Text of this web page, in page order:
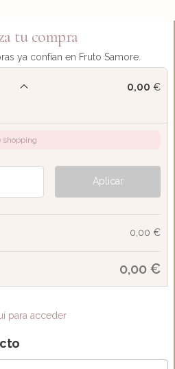
tu compra
ya confían en Fruto Samore.
0,00 €
shopping
Aplicar
0,00 €
0,00 €
para acceder